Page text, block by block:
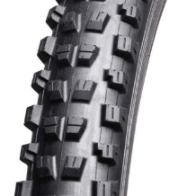
Placute de frana
Manete de frana
Etrieri
https://
Stop trotineta
Faruri
https://
Aparatori (aripi)